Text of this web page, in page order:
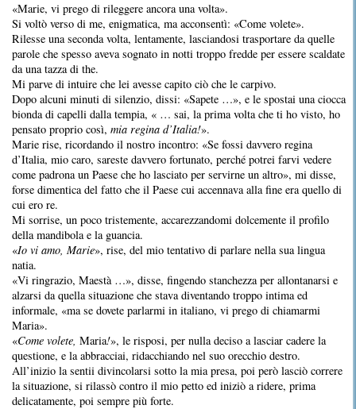
«Marie, vi prego di rileggere ancora una volta».
Si voltò verso di me, enigmatica, ma acconsentì: «Come volete».
Rilesse una seconda volta, lentamente, lasciandosi trasportare da quelle
parole che spesso aveva sognato in notti troppo fredde per essere scaldate
da una tazza di the.
Mi parve di intuire che lei avesse capito ciò che le carpivo.
Dopo alcuni minuti di silenzio, dissi: «Sapete …», e le spostai una ciocca
bionda di capelli dalla tempia, « … sai, la prima volta che ti ho visto, ho
pensato proprio così, mia regina d’Italia!».
Marie rise, ricordando il nostro incontro: «Se fossi davvero regina
d’Italia, mio caro, sareste davvero fortunato, perché potrei farvi vedere
come padrona un Paese che ho lasciato per servirne un altro», mi disse,
forse dimentica del fatto che il Paese cui accennava alla fine era quello di
cui ero re.
Mi sorrise, un poco tristemente, accarezzandomi dolcemente il profilo
della mandibola e la guancia.
«Io vi amo, Marie», rise, del mio tentativo di parlare nella sua lingua
natia.
«Vi ringrazio, Maestà …», disse, fingendo stanchezza per allontanarsi e
alzarsi da quella situazione che stava diventando troppo intima ed
informale, «ma se dovete parlarmi in italiano, vi prego di chiamarmi
Maria».
«Come volete, Maria!», le risposi, per nulla deciso a lasciar cadere la
questione, e la abbracciai, ridacchiando nel suo orecchio destro.
All’inizio la sentii divincolarsi sotto la mia presa, poi però lasciò correre
la situazione, si rilassò contro il mio petto ed iniziò a ridere, prima
delicatamente, poi sempre più forte.